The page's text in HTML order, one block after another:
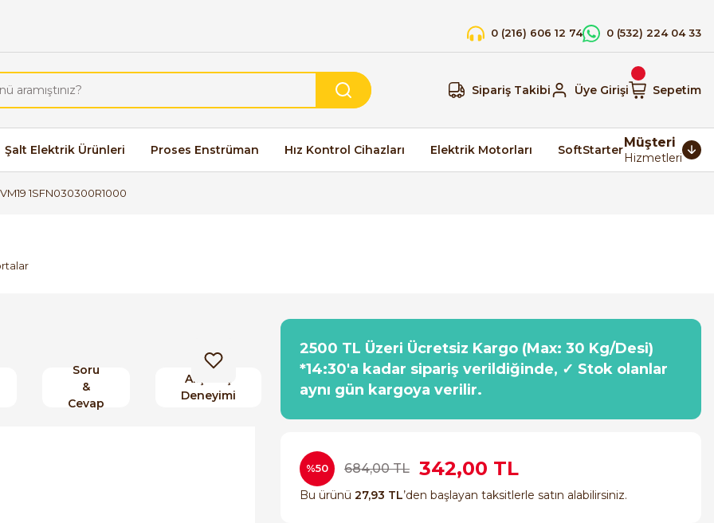
0 (216) 606 12 74 0 (532) 224 04 33
Sipariş Takibi Üye Girişi Sepetim
Şalt Elektrik Ürünleri Proses Enstrüman Hız Kontrol Cihazları Elektrik Motorları SoftStarterMüşteri
Hizmetleri
1SFN030300R1000
Soru
&
Cevap
Alışveriş
Deneyimi
2500 TL Üzeri Ücretsiz Kargo (Max: 30 Kg/Desi)
*14:30'a kadar sipariş verildiğinde, ✓ Stok olanlar
aynı gün kargoya verilir.
%50 684,00 TL 342,00 TL
Bu ürünü 27,93 TL’den başlayan taksitlerle satın alabilirsiniz.